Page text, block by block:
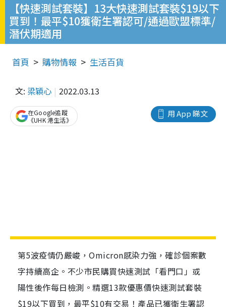
【快速測試套裝】13大快速測試套裝$19以下
買到！最平$10獲衛生署認可/通過歐盟標準/
潛伏期適用
首頁 購物情報 生活百貨
文: 梁穎心 2022.03.13
用 App 睇文
在Google追蹤
《UHK 港生活》
第5波疫情仍嚴峻，Omicron感染力強，確診個案數
字持續高企。不少市民購買快速測試「看門口」或
陽性後作每日檢測。精選13款優惠價快速測試套裝
$19以下買到，最平$10有交易！產品已獲衛生署認